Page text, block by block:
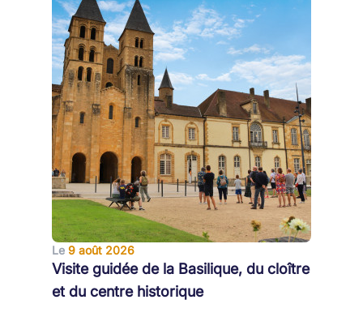
Le 9 août 2026
Visite guidée de la Basilique, du cloître
et du centre historique